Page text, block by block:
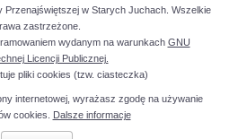
Przenajświętszej w Starych Juchach. Wszelkie
zastrzeżone.
wydanym na warunkach GNU
Licencji Publicznej.
pliki cookies (tzw. ciasteczka)
internetowej, wyrażasz zgodę na używanie
cookies.
Dalsze informacje